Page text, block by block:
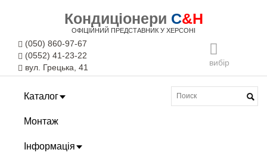
Кондиціонери C&H
ОФІЦІЙНИЙ ПРЕДСТАВНИК У ХЕРСОНІ
вибір
(050) 860-97-67
(0552) 41-23-22
вул. Грецька, 41
Каталог
Монтаж
Інформація